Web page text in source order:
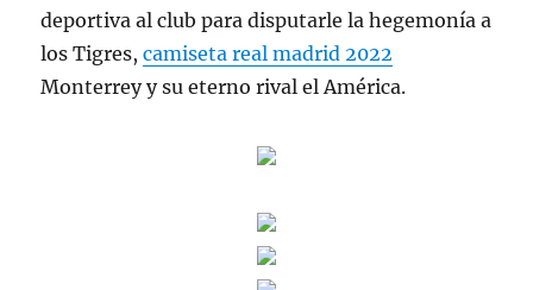
deportiva al club para disputarle la hegemonía a
los Tigres,camiseta real madrid 2022
Monterrey y su eterno rival el América.